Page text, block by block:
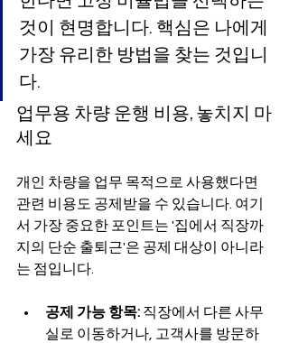
것이 현명합니다. 핵심은 나에게
가장 유리한 방법을 찾는 것입니
다.
업무용 차량 운행 비용, 놓치지 마
세요
개인 차량을 업무 목적으로 사용했다면
관련 비용도 공제받을 수 있습니다. 여기
서 가장 중요한 포인트는 '집에서 직장까
지의 단순 출퇴근'은 공제 대상이 아니라
는 점입니다.
공제 가능 항목: 직장에서 다른 사무
실로 이동하거나, 고객사를 방문하